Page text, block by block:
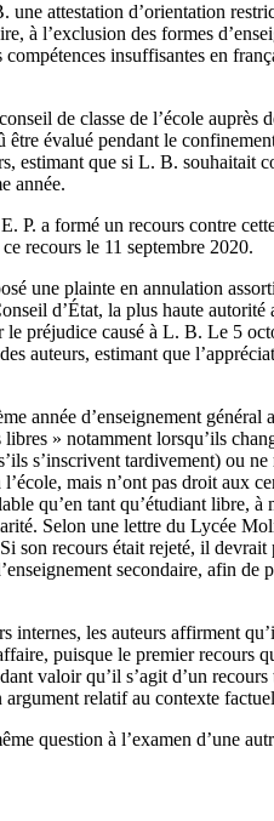
une attestation d’orientation
à l’exclusion des formes
insuffisantes en
de classe de l’école auprès
être évalué pendant le
estimant que si L. B. souhaitait
année.
P. a formé un recours contre
recours le 11 septembre 2020.
une plainte en annulation
d’État, la plus haute
préjudice causé à L. B. Le 5
auteurs, estimant que
année d’enseignement
» notamment lorsqu’ils
s’inscrivent tardivement) ou
mais n’ont pas droit aux
qu’en tant qu’étudiant libre,
Selon une lettre du Lycée
son recours était rejeté, il devrait
secondaire, afin de
internes, les auteurs affirment
puisque le premier recours
valoir qu’il s’agit d’un
relatif au contexte
question à l’examen d’une